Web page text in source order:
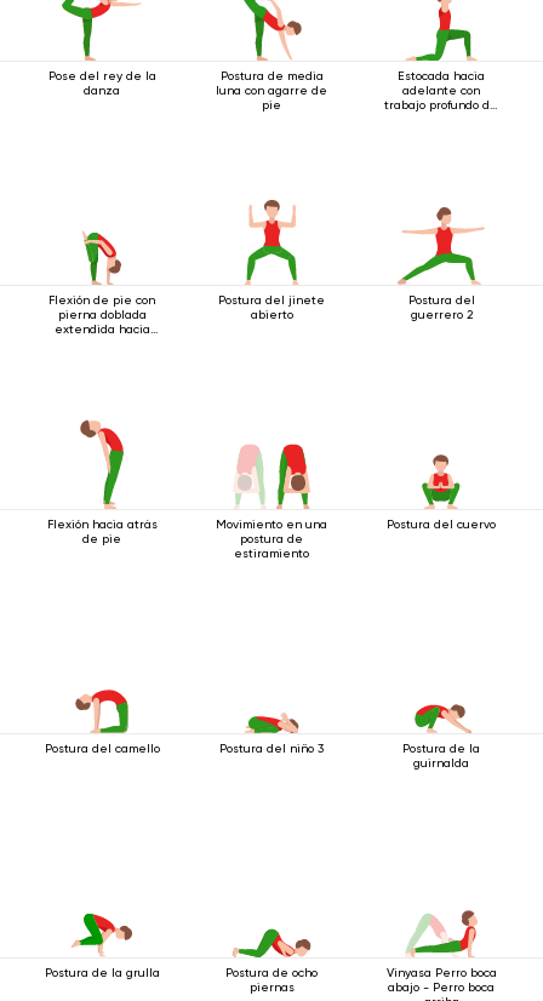
Pose del rey de la
danza
Postura de media
luna con agarre de
pie
Estocada hacia
adelante con
trabajo profundo de
Flexión de pie con
pierna doblada
extendida hacia
Postura del jinete
abierto
Postura del
guerrero 2
Flexión hacia atrás
de pie
Movimiento en una
postura de
estiramiento
Postura del cuervo
Postura del camello Postura del niño 3
Postura de la
guirnalda
Postura de la grulla
Postura de ocho
piernas
Vinyasa Perro boca
abajo - Perro boca